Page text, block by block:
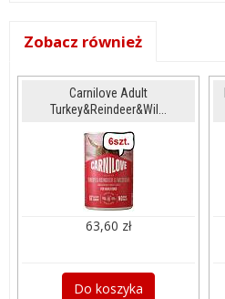
Zobacz również
Carnilove Adult
Turkey&Reindeer&Wil...
63,60 zł
Do koszyka